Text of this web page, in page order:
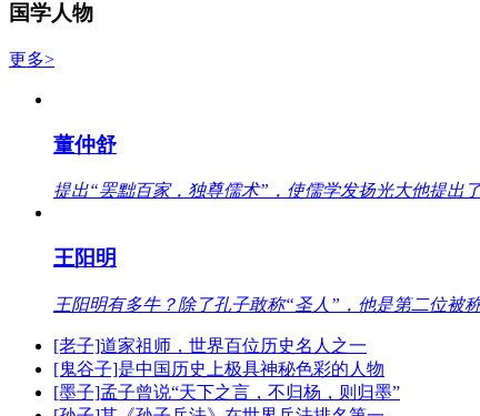
国学人物
更多>
董仲舒
提出“罢黜百家，独尊儒术”，使儒学发扬光大他提出
王阳明
王阳明有多牛？除了孔子敢称“圣人”，他是第二位被
[老子]道家祖师，世界百位历史名人之一
[鬼谷子]是中国历史上极具神秘色彩的人物
[墨子]孟子曾说“天下之言，不归杨，则归墨”